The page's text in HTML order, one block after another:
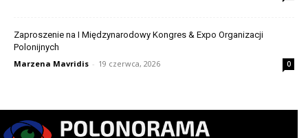
Zaproszenie na I Międzynarodowy Kongres & Expo Organizacji
Polonijnych
Marzena Mavridis - 19 czerwca, 2026 0